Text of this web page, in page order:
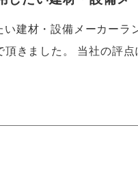
建材・設備メーカー
きました。 当社の評